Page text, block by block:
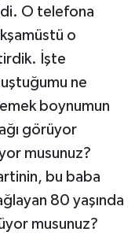
O telefona
o
İşte
ne
boynumun
görüyor
musunuz?
bu baba
80 yaşında
musunuz?